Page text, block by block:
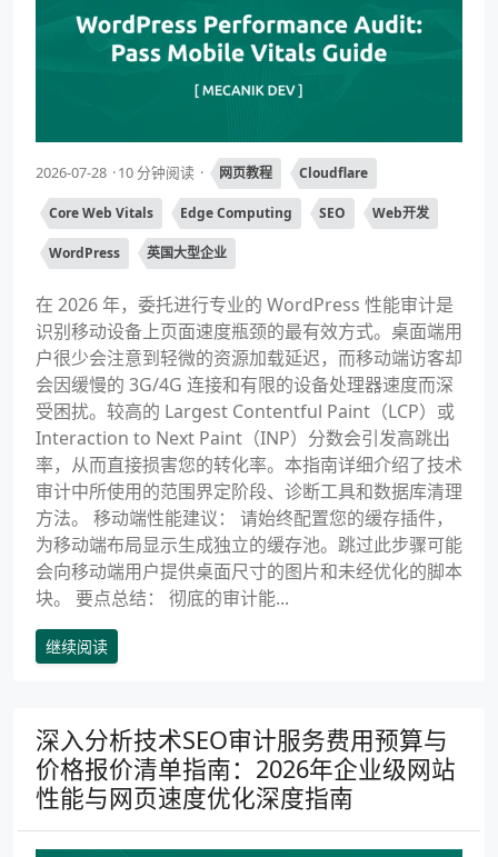
2026-07-28 10 分钟阅读 网页教程 Cloudflare
Core Web Vitals Edge Computing SEO Web开发
WordPress 英国大型企业
在 2026 年，委托进行专业的 WordPress 性能审计是
识别移动设备上页面速度瓶颈的最有效方式。桌面端用
户很少会注意到轻微的资源加载延迟，而移动端访客却
会因缓慢的 3G/4G 连接和有限的设备处理器速度而深
受困扰。较高的 Largest Contentful Paint（LCP）或
Interaction to Next Paint（INP）分数会引发高跳出
率，从而直接损害您的转化率。本指南详细介绍了技术
审计中所使用的范围界定阶段、诊断工具和数据库清理
方法。 移动端性能建议： 请始终配置您的缓存插件，
为移动端布局显示生成独立的缓存池。跳过此步骤可能
会向移动端用户提供桌面尺寸的图片和未经优化的脚本
块。 要点总结： 彻底的审计能...
继续阅读
深入分析技术SEO审计服务费用预算与
价格报价清单指南：2026年企业级网站
性能与网页速度优化深度指南